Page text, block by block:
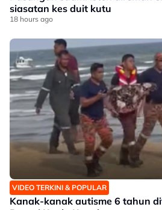
siasatan kes duit kutu
18 hours ago
VIDEO TERKINI & POPULAR
Kanak-kanak autisme 6 tahun